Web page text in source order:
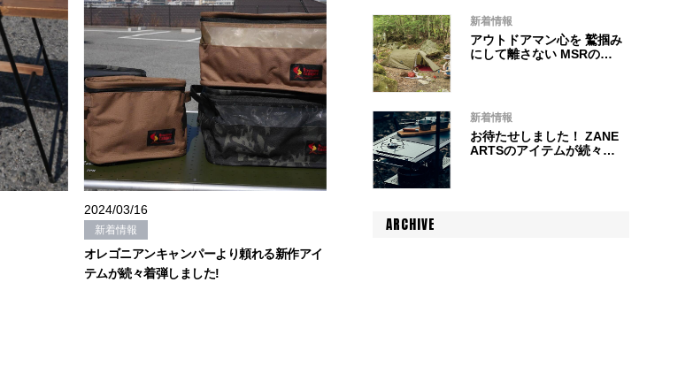
2024/03/16
新着情報
オレゴニアンキャンパーより頼れる新作アイ
テムが続々着弾しました!
新着情報
アウトドアマン心を 鷲掴み
にして離さない MSRの新
新着情報
お待たせしました！ ZANE
ARTSのアイテムが続々と
ARCHIVE